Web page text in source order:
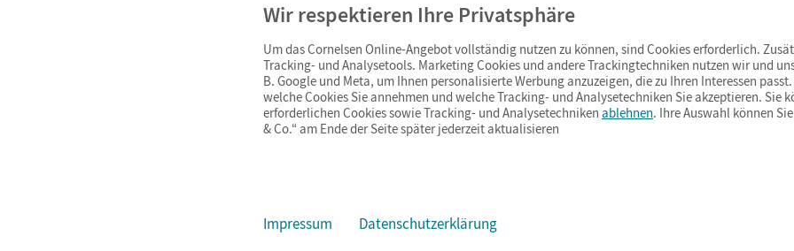
Persönliche Angebote für Lehrkräfte
Sicheres Einkaufen mit SSL-Verschlüsselung
Widerrufsfristvon 4 Wochen
Schnelle und einfache Retourenabwicklung
Ab 59,– EUR Bestellwert liefern wir
(Lieferung in 3–6 Tagen).
Barrierefreiheit Cookies & Co.
Wir respektieren Ihre Privatsphäre
Um das Cornelsen Online-Angebot vollständig nutzen zu können, sind Cookies erforderlich.
Tracking- und Analysetools. Marketing Cookies und andere Trackingtechniken nutzen wir und
B. Google und Meta, um Ihnen personalisierte Werbung anzuzeigen, die zu Ihren Interessen
welche Cookies Sie annehmen und welche Tracking- und Analysetechniken Sie akzeptieren. Sie
erforderlichen Cookies sowie Tracking- und Analysetechniken ablehnen. Ihre Auswahl können
& Co.“ am Ende der Seite später jederzeit aktualisieren
Impressum Datenschutzerklärung